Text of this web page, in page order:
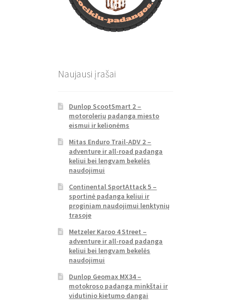
Naujausi įrašai
Dunlop ScootSmart 2 –
motorolerių padanga miesto
eismui ir kelionėms
Mitas Enduro Trail-ADV 2 –
adventure ir all-road padanga
keliui bei lengvam bekelės
naudojimui
Continental SportAttack 5 –
sportinė padanga keliui ir
proginiam naudojimui lenktynių
trasoje
Metzeler Karoo 4 Street –
adventure ir all-road padanga
keliui bei lengvam bekelės
naudojimui
Dunlop Geomax MX34 –
motokroso padanga minkštai ir
vidutinio kietumo dangai